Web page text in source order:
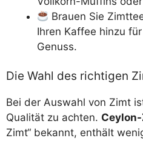
Brauen Sie
Ihren Kaffee hinzu
Genuss.
Die Wahl des richtigen
Bei der Auswahl von Zimt
Qualität zu achten.
Zimt“ bekannt, enthält